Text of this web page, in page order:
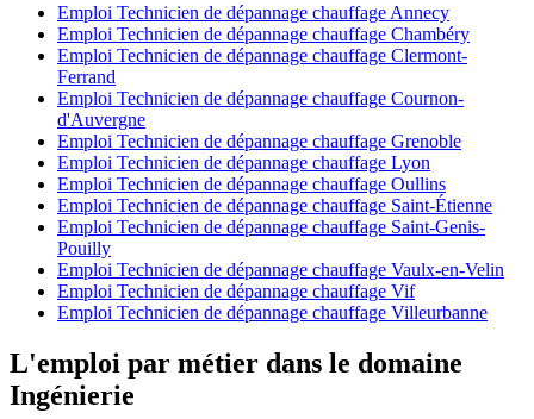
Emploi Technicien de dépannage chauffage Annecy
Emploi Technicien de dépannage chauffage Chambéry
Emploi Technicien de dépannage chauffage Clermont-
Ferrand
Emploi Technicien de dépannage chauffage Cournon-
d'Auvergne
Emploi Technicien de dépannage chauffage Grenoble
Emploi Technicien de dépannage chauffage Lyon
Emploi Technicien de dépannage chauffage Oullins
Emploi Technicien de dépannage chauffage Saint-Étienne
Emploi Technicien de dépannage chauffage Saint-Genis-
Pouilly
Emploi Technicien de dépannage chauffage Vaulx-en-Velin
Emploi Technicien de dépannage chauffage Vif
Emploi Technicien de dépannage chauffage Villeurbanne
L'emploi par métier dans le domaine
Ingénierie